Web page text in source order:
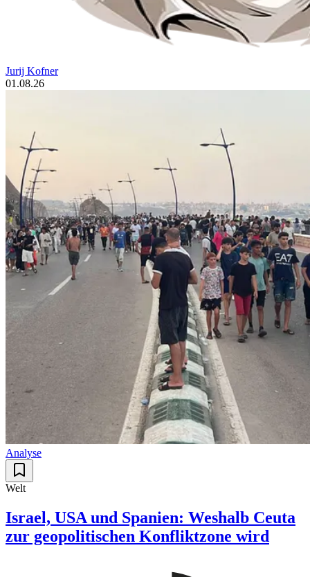
Jurij Kofner
01.08.26
Analyse
Welt
Israel, USA und Spanien: Weshalb Ceuta
zur geopolitischen Konfliktzone wird